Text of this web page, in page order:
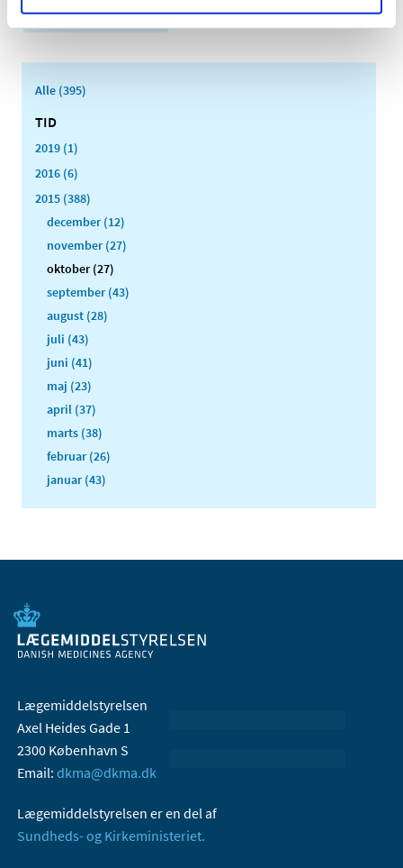
Medicinsk udstyr
Alle (395)
TID
2019 (1)
2016 (6)
2015 (388)
december (12)
november (27)
oktober (27)
september (43)
august (28)
juli (43)
juni (41)
maj (23)
april (37)
marts (38)
februar (26)
januar (43)
Lægemiddelstyrelsen
Axel Heides Gade 1
2300 København S
Email: dkma@dkma.dk
Lægemiddelstyrelsen er en del af
Sundheds- og Kirkeministeriet.